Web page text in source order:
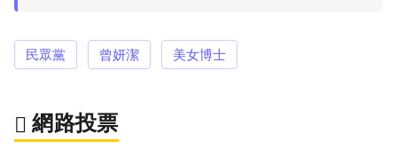
民眾黨 曾妍潔 美女博士
網路投票